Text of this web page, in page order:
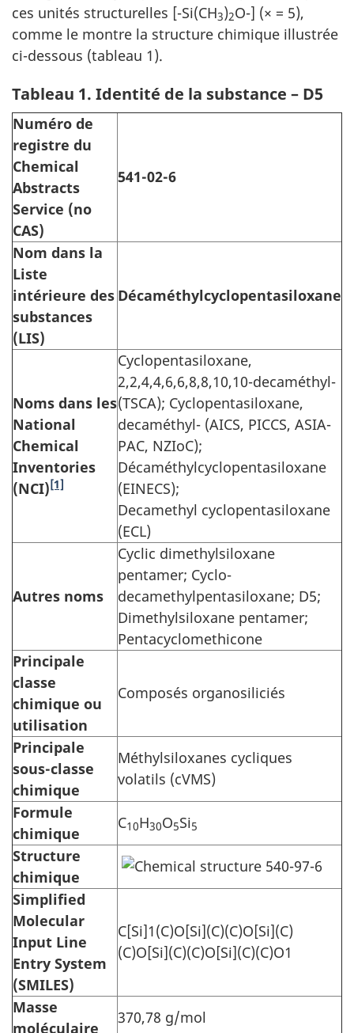
ces unités structurelles [-Si(CH3)2O-] (× = 5),
comme le montre la structure chimique illustrée
ci-dessous (tableau 1).
Tableau 1. Identité de la substance – D5
Numéro de
registre du
Chemical
Abstracts
Service (no
CAS)
541-02-6
Nom dans la
Liste
intérieure des
substances
(LIS)
Décaméthylcyclopentasiloxane
Noms dans les
National
Chemical
Inventories
(NCI)[1]
Cyclopentasiloxane,
2,2,4,4,6,6,8,8,10,10-decaméthyl-
(TSCA); Cyclopentasiloxane,
decaméthyl- (AICS, PICCS, ASIA-
PAC, NZIoC);
Décaméthylcyclopentasiloxane
(EINECS);
Decamethyl cyclopentasiloxane
(ECL)
Autres noms
Cyclic dimethylsiloxane
pentamer; Cyclo-
decamethylpentasiloxane; D5;
Dimethylsiloxane pentamer;
Pentacyclomethicone
Principale
classe
chimique ou
utilisation
Composés organosiliciés
Principale
sous-classe
chimique
Méthylsiloxanes cycliques
volatils (cVMS)
Formule
chimique
C10H30O5Si5
Structure
chimique
Simplified
Molecular
Input Line
Entry System
(SMILES)
C[Si]1(C)O[Si](C)(C)O[Si](C)
(C)O[Si](C)(C)O[Si](C)(C)O1
Masse
moléculaire
370,78 g/mol